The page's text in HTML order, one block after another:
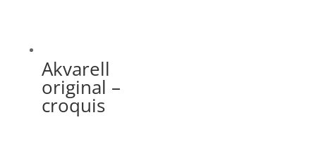
Akvarell
original –
croquis